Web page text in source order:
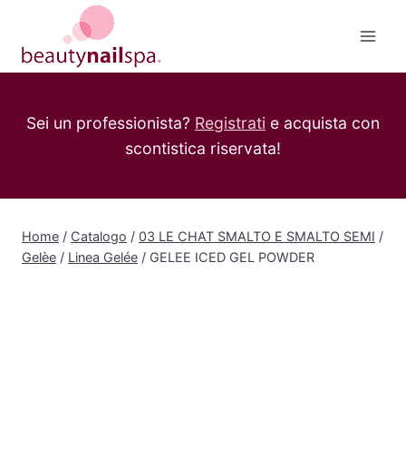
contenuto
Sei un professionista? Registrati e acquista con
scontistica riservata!
Home / Catalogo / 03 LE CHAT SMALTO E SMALTO SEMI /
Gelèe / Linea Gelée / GELEE ICED GEL POWDER